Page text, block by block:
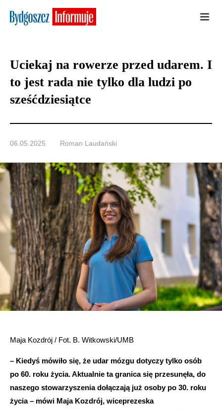
Uciekaj na rowerze przed udarem. I
to jest rada nie tylko dla ludzi po
sześćdziesiątce
06.05.2025 Roman Laudański
Maja Kozdrój / Fot. B. Witkowski/UMB
– Kiedyś mówiło się, że udar mózgu dotyczy tylko osób
po 60. roku życia. Aktualnie ta granica się przesunęła, do
naszego stowarzyszenia dołączają już osoby po 30. roku
życia – mówi Maja Kozdrój, wiceprezeska